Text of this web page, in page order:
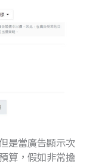
是當廣告顯示次
算，假如非常擔